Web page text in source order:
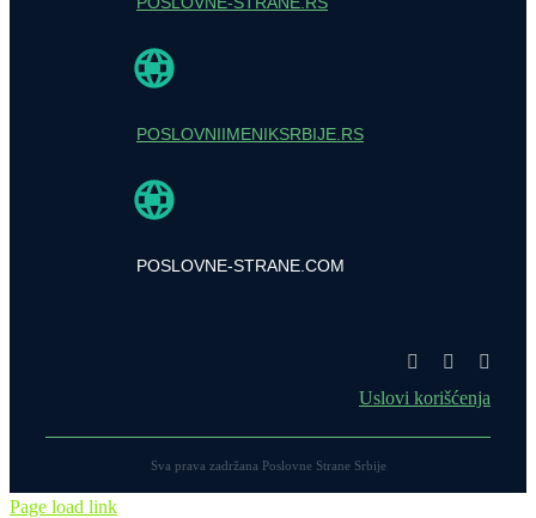
POSLOVNIIMENIKSRBIJE.RS
POSLOVNE-STRANE.COM
Uslovi korišćenja
Sva prava zadržana Poslovne Strane Srbije
Page load link